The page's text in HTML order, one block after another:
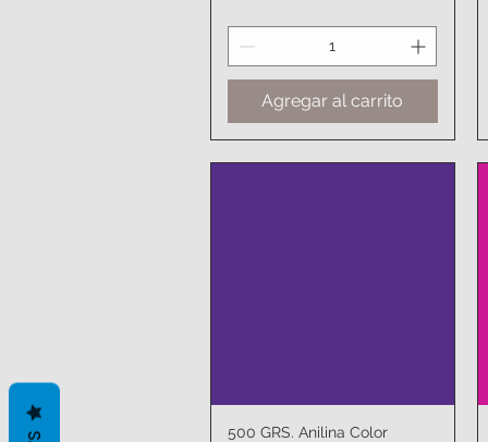
Agregar al carrito
Vista rápida
500 GRS. Anilina Color